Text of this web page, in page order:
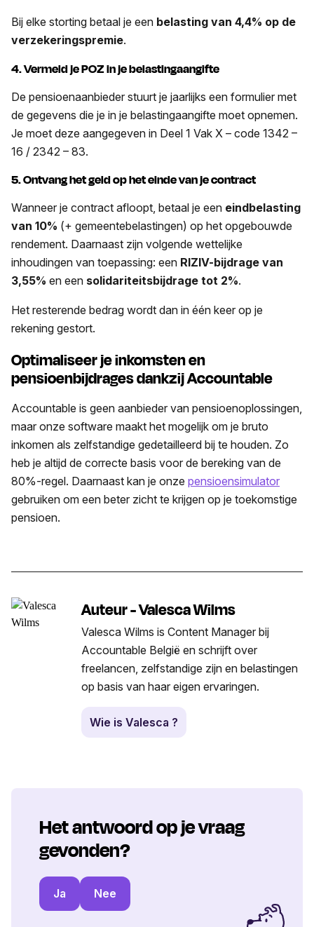
Bij elke storting betaal je een belasting van 4,4% op de
verzekeringspremie.
4. Vermeld je POZ in je belastingaangifte
De pensioenaanbieder stuurt je jaarlijks een formulier met
de gegevens die je in je belastingaangifte moet opnemen.
Je moet deze aangegeven in Deel 1 Vak X – code 1342 –
16 / 2342 – 83.
5. Ontvang het geld op het einde van je contract
Wanneer je contract afloopt, betaal je een eindbelasting
van 10% (+ gemeentebelastingen) op het opgebouwde
rendement. Daarnaast zijn volgende wettelijke
inhoudingen van toepassing: een RIZIV-bijdrage van
3,55% en een solidariteitsbijdrage tot 2%.
Het resterende bedrag wordt dan in één keer op je
rekening gestort.
Optimaliseer je inkomsten en
pensioenbijdrages dankzij Accountable
Accountable is geen aanbieder van pensioenoplossingen,
maar onze software maakt het mogelijk om je bruto
inkomen als zelfstandige gedetailleerd bij te houden. Zo
heb je altijd de correcte basis voor de bereking van de
80%-regel. Daarnaast kan je onze pensioensimulator
gebruiken om een beter zicht te krijgen op je toekomstige
pensioen.
Auteur - Valesca Wilms
Valesca Wilms is Content Manager bij
Accountable België en schrijft over
freelancen, zelfstandige zijn en belastingen
op basis van haar eigen ervaringen.
Wie is Valesca ?
Het antwoord op je vraag
gevonden?
Ja Nee